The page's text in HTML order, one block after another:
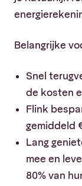
Belangrijke
Snel
de kosten
Flink
gemiddeld
Lang
mee en
80% van